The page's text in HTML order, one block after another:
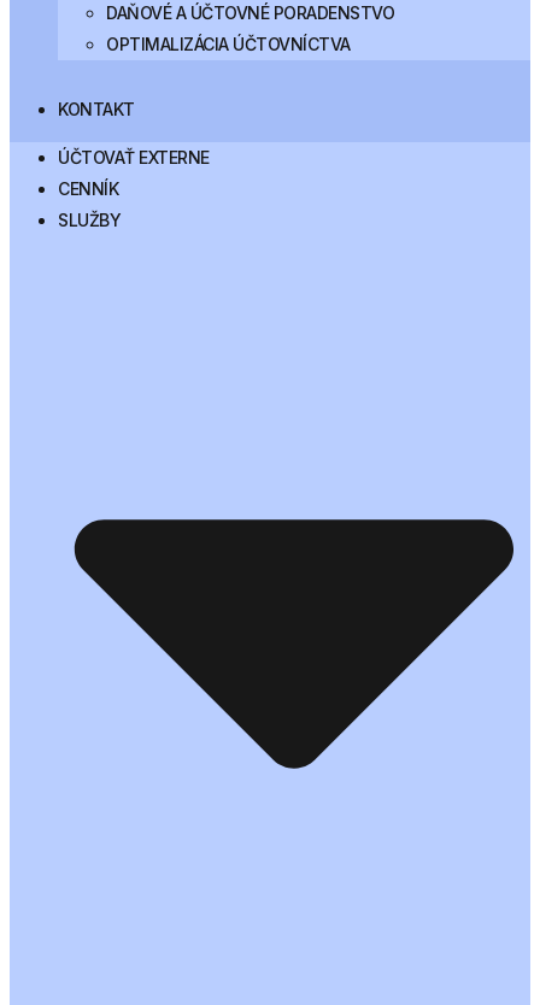
DAŇOVÉ A ÚČTOVNÉ PORADENSTVO
OPTIMALIZÁCIA ÚČTOVNÍCTVA
KONTAKT
ÚČTOVAŤ EXTERNE
CENNÍK
SLUŽBY